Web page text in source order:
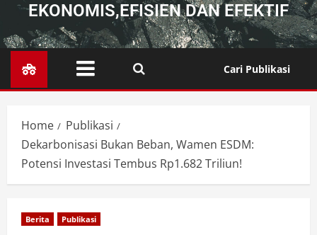
EKONOMIS,EFISIEN DAN EFEKTIF
Cari Publikasi
Home
Publikasi
Dekarbonisasi Bukan Beban, Wamen ESDM:
Potensi Investasi Tembus Rp1.682 Triliun!
Berita Publikasi